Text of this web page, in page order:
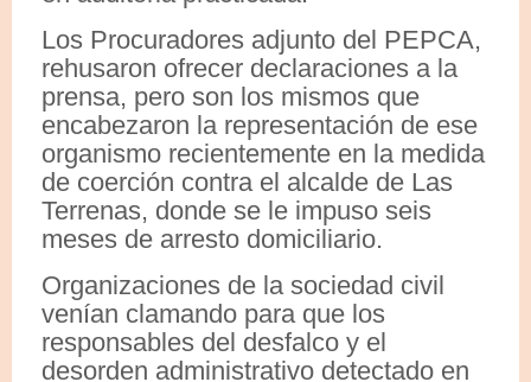
Los Procuradores adjunto del PEPCA,
rehusaron ofrecer declaraciones a la
prensa, pero son los mismos que
encabezaron la representación de ese
organismo recientemente en la medida
de coerción contra el alcalde de Las
Terrenas, donde se le impuso seis
meses de arresto domiciliario.
Organizaciones de la sociedad civil
venían clamando para que los
responsables del desfalco y el
desorden administrativo detectado en